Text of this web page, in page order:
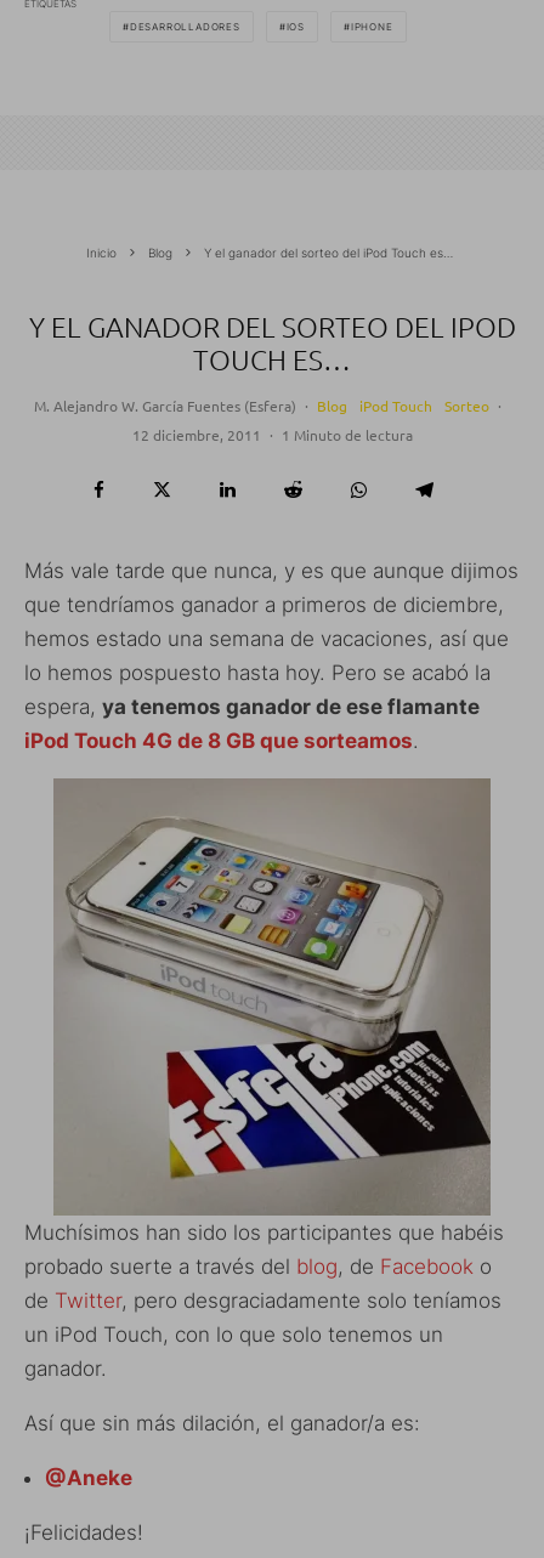
ETIQUETAS
DESARROLLADORES
IOS IPHONE
Inicio Blog Y el ganador del sorteo del iPod Touch es…
Y EL GANADOR DEL SORTEO DEL IPOD
TOUCH ES…
M. Alejandro W. García Fuentes (Esfera) · Blog iPod Touch Sorteo ·
12 diciembre, 2011
· 1 Minuto de lectura
Más vale tarde que nunca, y es que aunque dijimos
que tendríamos ganador a primeros de diciembre,
hemos estado una semana de vacaciones, así que
lo hemos pospuesto hasta hoy. Pero se acabó la
espera, ya tenemos ganador de ese flamante
iPod Touch 4G de 8 GB que sorteamos.
Muchísimos han sido los participantes que habéis
probado suerte a través del blog, de Facebook o
de Twitter, pero desgraciadamente solo teníamos
un iPod Touch, con lo que solo tenemos un
ganador.
Así que sin más dilación, el ganador/a es:
@Aneke
¡Felicidades!